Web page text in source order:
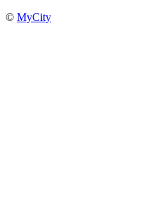
© MyCity